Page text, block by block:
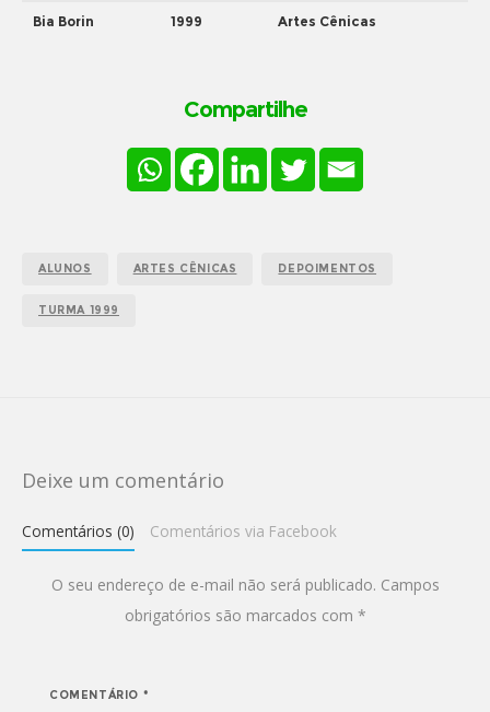
Bia Borin 1999 Artes Cênicas
Compartilhe
ALUNOS ARTES CÊNICAS DEPOIMENTOS
TURMA 1999
Deixe um comentário
Comentários (0) Comentários via Facebook
O seu endereço de e-mail não será publicado. Campos
obrigatórios são marcados com *
COMENTÁRIO *